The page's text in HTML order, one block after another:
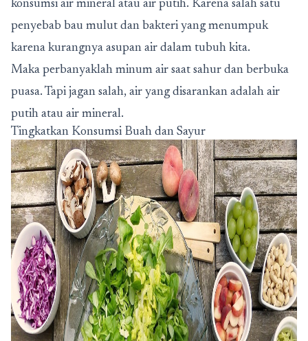
konsumsi air mineral atau air putih. Karena salah satu
penyebab bau mulut dan bakteri yang menumpuk
karena kurangnya asupan air dalam tubuh kita.
Maka perbanyaklah minum air saat sahur dan berbuka
puasa. Tapi jagan salah, air yang disarankan adalah air
putih atau air mineral.
Tingkatkan Konsumsi Buah dan Sayur